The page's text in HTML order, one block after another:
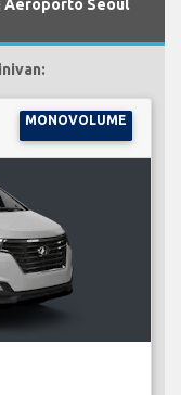
Aeroporto Seoul
MONOVOLUME